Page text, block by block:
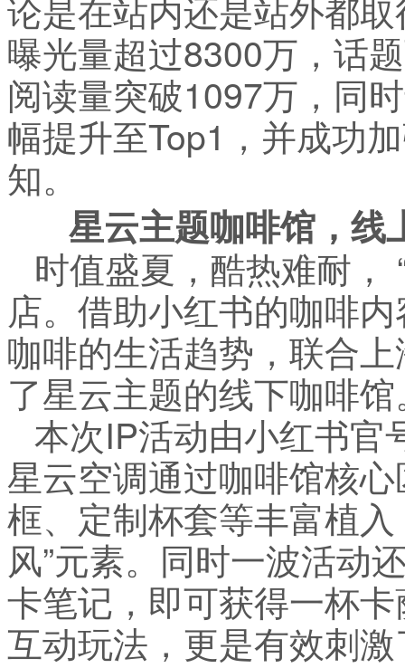
曝光量超过8300万，话
阅读量突破1097万，同
幅提升至Top1，并成功
知。
星云主题咖啡馆，线
时值盛夏，酷热难耐，
店。借助小红书的咖啡
咖啡的生活趋势，联合
了星云主题的线下咖啡
本次IP活动由小红书官
星云空调通过咖啡馆核
框、定制杯套等丰富植
风”元素。同时一波活动
卡笔记，即可获得一杯
互动玩法，更是有效刺